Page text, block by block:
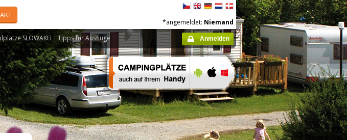
SLOWAKEI Tipps für Ausflüge
*angemeldet: Niemand
Anmelden